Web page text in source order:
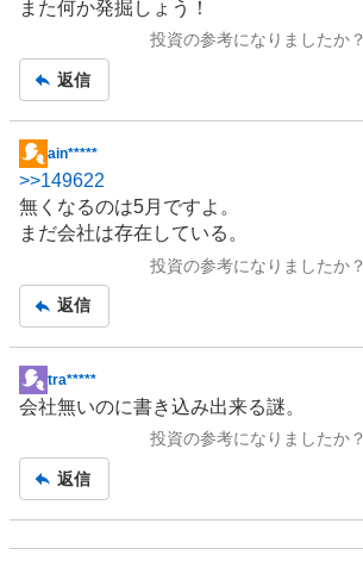
また何か発掘しょう！
投資の参考になりましたか？
返信
掲
示
板
記
ain*****
>>149622
無くなるのは5月ですよ。
まだ会社は存在している。
投資の参考になりましたか？
返信
掲
示
事
tra*****
会社無いのに書き込み出来る謎。
投資の参考になりましたか？
返信